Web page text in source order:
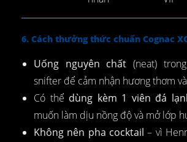
6. Cách thưởng thức chuẩn Cognac
Uống nguyên chất (neat)
snifter để cảm nhận hương thơm
Có thể dùng kèm 1 viên đá
muốn làm dịu nồng độ và mở lớp
Không nên pha cocktail – vì